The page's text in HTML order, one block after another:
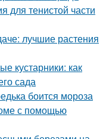
для тенистой части
лучшие растения
кустарники: как
сада
боится мороза
с помощью